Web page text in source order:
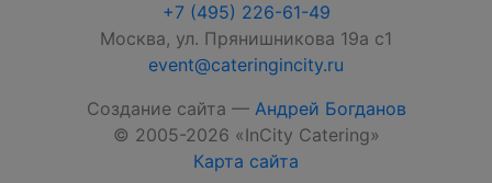
+7 (495) 226-61-49
Москва, ул. Прянишникова 19а с1
event@cateringincity.ru
Создание сайта — Андрей Богданов
© 2005-2026 «InCity Catering»
Карта сайта